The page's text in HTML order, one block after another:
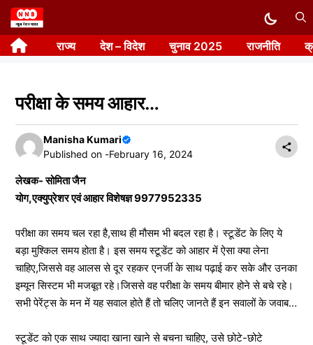
Skip
to
content राज्य देश – विदेश चुनाव 2025 राजनीति
परीक्षा के समय आहार…
Manisha Kumari
Published on -February 16, 2024
लेखक- सोमिता जैन
योग,एक्युप्रेशर एवं आहार विशेषज्ञ 9977952335
परीक्षा का समय चल रहा है,साथ ही मौसम भी बदल रहा है। स्टूडेंट के लिए ये
बड़ा मुश्किल समय होता है। इस समय स्टूडेंट को आहार में ऐसा क्या लेना
चाहिए,जिससे वह आलस से दूर रहकर एनर्जी के साथ पढ़ाई कर सके और उनका
इम्यून सिस्टम भी मजबूत रहे।जिससे वह परीक्षा के समय बीमार होने से बचे रहे।
सभी पेरेंट्स के मन में यह सवाल होते हैं तो चलिए जानते हैं इन सवालों के जवाब…
स्टूडेंट को एक साथ ज्यादा खाना खाने से बचना चाहिए, उसे छोटे-छोटे